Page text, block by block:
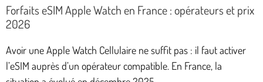
Forfaits eSIM Apple Watch en France : opérateurs et prix
2026
Avoir une Apple Watch Cellulaire ne suffit pas : il faut activer
l’eSIM auprès d’un opérateur compatible. En France, la